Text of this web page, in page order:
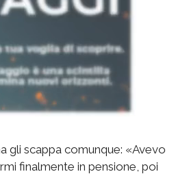
gli scappa comunque: «Avevo
finalmente in pensione, poi